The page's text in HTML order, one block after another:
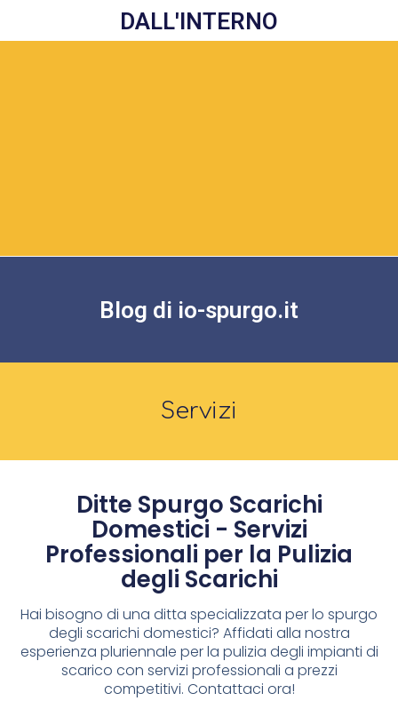
DALL'INTERNO
Blog di io-spurgo.it
Servizi
Ditte Spurgo Scarichi
Domestici - Servizi
Professionali per la Pulizia
degli Scarichi
Hai bisogno di una ditta specializzata per lo spurgo
degli scarichi domestici? Affidati alla nostra
esperienza pluriennale per la pulizia degli impianti di
scarico con servizi professionali a prezzi
competitivi. Contattaci ora!